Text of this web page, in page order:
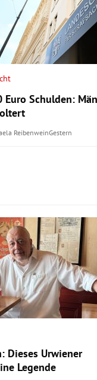
Euro Schulden:
ReibenweinGestern
Dieses Urwiener
Legende